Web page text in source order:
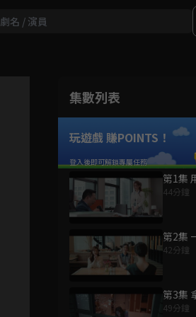
集數列表
玩遊戲 賺POINTS！
第1集
44分鐘
第2集
42分鐘
第3集
49分鐘